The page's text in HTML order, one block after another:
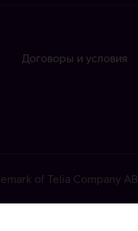
Договоры и условия
of Telia Company AB